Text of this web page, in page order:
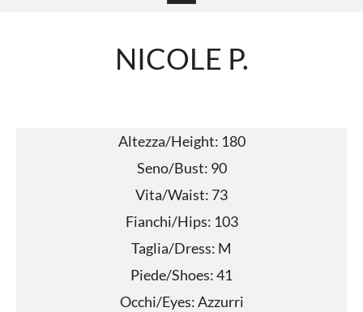
NICOLE P.
Altezza/Height: 180
Seno/Bust: 90
Vita/Waist: 73
Fianchi/Hips: 103
Taglia/Dress: M
Piede/Shoes: 41
Occhi/Eyes: Azzurri